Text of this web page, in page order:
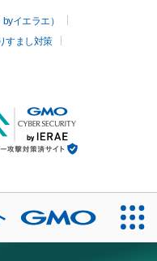
イエラエ）
すまし対策